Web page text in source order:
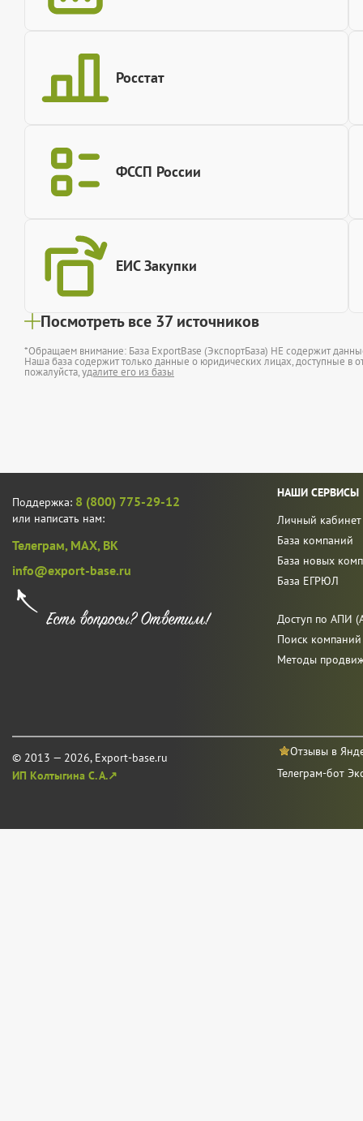
Росстат
ФССП России
ЕИС Закупки
Посмотреть все 37 источников
*Обращаем внимание: База ExportBase (ЭкспортБаза) НЕ содержит
Наша база содержит только данные о юридических лицах, доступные в
пожалуйста,удалите его из базы
Поддержка: 8 (800) 775-29-12
или написать нам:
Телеграм, MAX, ВК
info@export-base.ru
© 2013 — 2026, Export-base.ru
ИП Колтыгина С. А.↗
НАШИ СЕРВИСЫ
Личный кабинет
База компаний
База новых
База ЕГРЮЛ
Доступ по АПИ
Поиск
Методы
Отзывы в
Телеграм-бот